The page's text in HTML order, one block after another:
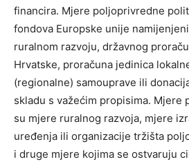
financira. Mjere poljoprivredne
fondova Europske unije
ruralnom razvoju, državnog
Hrvatske, proračuna jedinica
(regionalne) samouprave ili
skladu s važećim propisima.
su mjere ruralnog razvoja, mjere
uređenja ili organizacije tržišta
i druge mjere kojima se ostvaruju